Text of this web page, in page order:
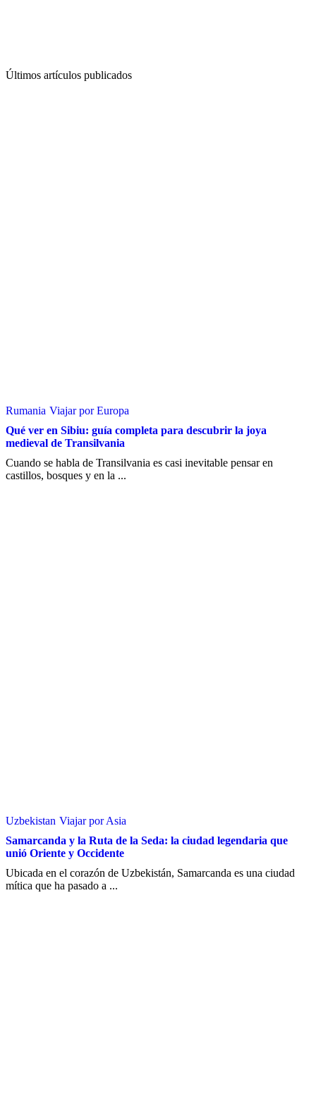
Últimos artículos publicados
Rumania Viajar por Europa
Qué ver en Sibiu: guía completa para descubrir la joya
medieval de Transilvania
Cuando se habla de Transilvania es casi inevitable pensar en
castillos, bosques y en la ...
Uzbekistan Viajar por Asia
Samarcanda y la Ruta de la Seda: la ciudad legendaria que
unió Oriente y Occidente
Ubicada en el corazón de Uzbekistán, Samarcanda es una ciudad
mítica que ha pasado a ...